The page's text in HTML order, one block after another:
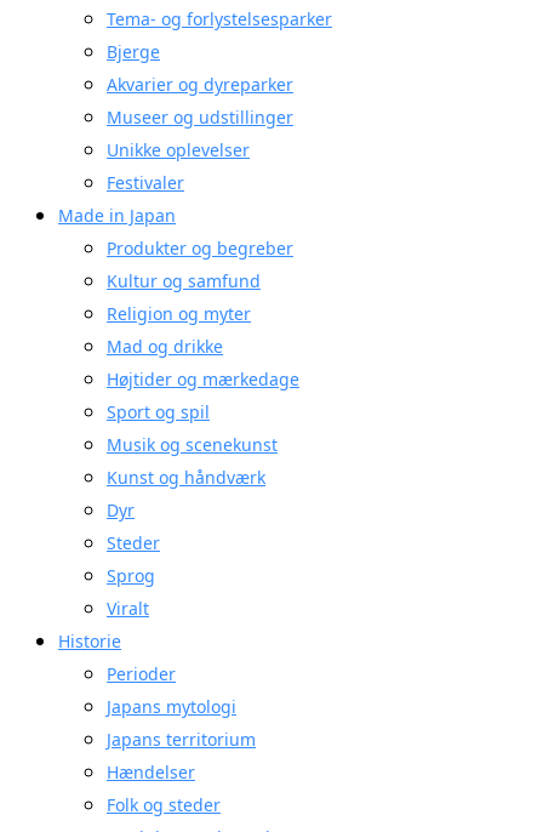
Tema- og forlystelsesparker
Bjerge
Akvarier og dyreparker
Museer og udstillinger
Unikke oplevelser
Festivaler
Made in Japan
Produkter og begreber
Kultur og samfund
Religion og myter
Mad og drikke
Højtider og mærkedage
Sport og spil
Musik og scenekunst
Kunst og håndværk
Dyr
Steder
Sprog
Viralt
Historie
Perioder
Japans mytologi
Japans territorium
Hændelser
Folk og steder